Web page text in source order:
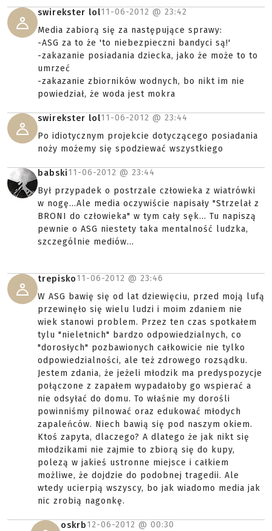
swirekster lol11-06-2012 @ 23:42
Media zabiorą się za następujące sprawy:
-ASG za to że 'to niebezpieczni bandyci są!'
-zakazanie posiadania dziecka, jako że może to to
umrzeć
-zakazanie zbiorników wodnych, bo nikt im nie
powiedział, że woda jest mokra
swirekster lol11-06-2012 @ 23:44
Po idiotycznym projekcie dotyczącego posiadania
noży możemy się spodziewać wszystkiego
babski11-06-2012 @ 23:44
Był przypadek o postrzale człowieka z wiatrówki
w nogę...Ale media oczywiście napisały "Strzelał z
BRONI do człowieka" w tym cały sęk... Tu napiszą
pewnie o ASG niestety taka mentalność ludzka,
szczególnie mediów...
trepisko11-06-2012 @ 23:46
W ASG bawię się od lat dziewięciu, przed moją lufą
przewinęło się wielu ludzi i moim zdaniem nie
wiek stanowi problem. Przez ten czas spotkałem
tylu "nieletnich" bardzo odpowiedzialnych, co
"dorosłych" pozbawionych całkowicie nie tylko
odpowiedzialności, ale też zdrowego rozsądku.
Jestem zdania, że jeżeli młodzik ma predyspozycje
połączone z zapałem wypadałoby go wspierać a
nie odsyłać do domu. To właśnie my dorośli
powinniśmy pilnować oraz edukować młodych
zapaleńców. Niech bawią się pod naszym okiem.
Ktoś zapyta, dlaczego? A dlatego że jak nikt się
młodzikami nie zajmie to zbiorą się do kupy,
polezą w jakieś ustronne miejsce i całkiem
możliwe, że dojdzie do podobnej tragedii. Ale
wtedy ucierpią wszyscy, bo jak wiadomo media jak
nic zrobią nagonkę.
oskrb12-06-2012 @ 00:30